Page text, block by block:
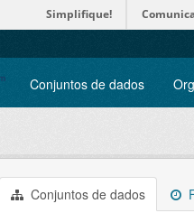
Simplifique!
Conjuntos de dados
Conjuntos de dados